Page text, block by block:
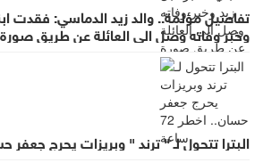
تفاصيل مؤلمة.. والد زيد الدماسي: فقدت
وخبر وفاته وصل الى العائلة عن طريق صورة
البترا تتحول لـ " ترند " وبريزات يحرج جعفر حسان..